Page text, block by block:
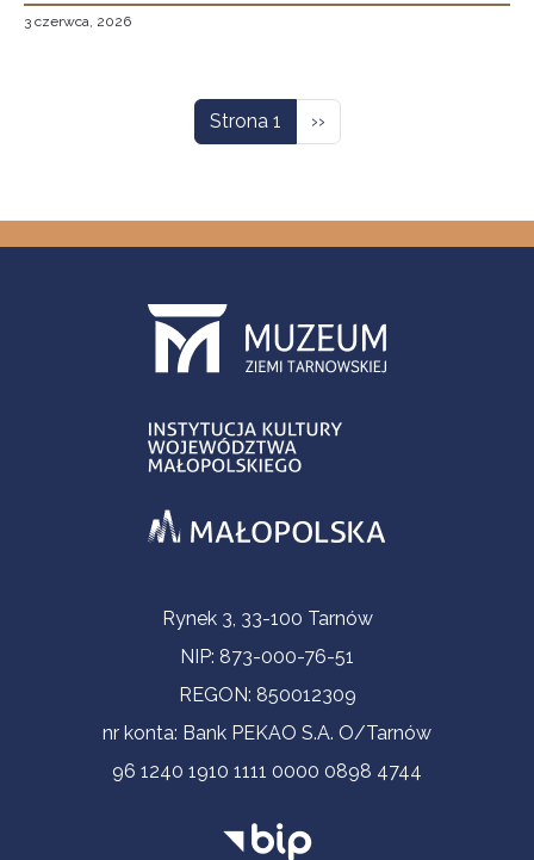
3 czerwca, 2026
Strona 1 Następna strona
››
Informacje kontaktoweRynek 3, 33-100 Tarnów
NIP: 873-000-76-51
REGON: 850012309
nr konta: Bank PEKAO S.A. O/Tarnów
96 1240 1910 1111 0000 0898 4744